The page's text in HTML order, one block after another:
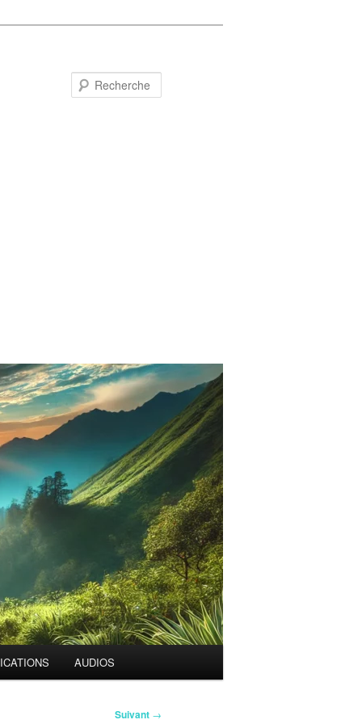
AUDIOS
Suivant →